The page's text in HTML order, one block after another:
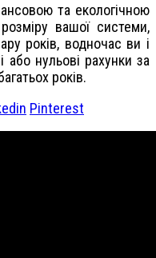
та екологічною
вашої системи,
років, водночас ви і
або нульові рахунки за
років.
Pinterest